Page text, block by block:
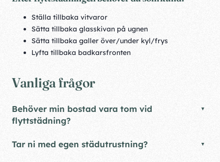
Ställa tillbaka vitvaror
Sätta tillbaka glasskivan på ugnen
Sätta tillbaka galler över/under kyl/frys
Lyfta tillbaka badkarsfronten
Vanliga frågor
Behöver min bostad vara tom vid
flyttstädning?
Tar ni med egen städutrustning?